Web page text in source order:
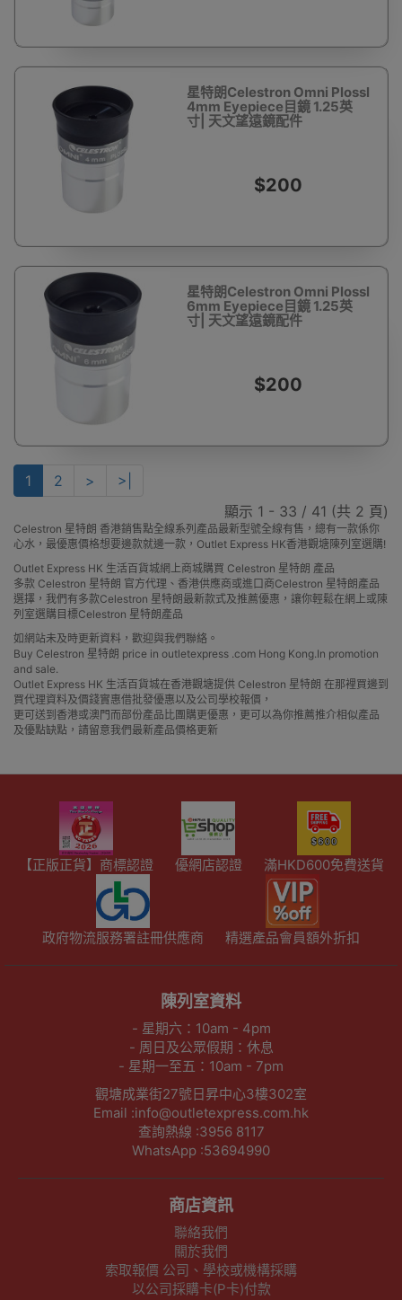
星特朗Celestron Omni Plossl
4mm Eyepiece目鏡 1.25英
寸| 天文望遠鏡配件
$200
星特朗Celestron Omni Plossl
6mm Eyepiece目鏡 1.25英
寸| 天文望遠鏡配件
$200
1 2 >
>|
顯示 1 - 33 / 41 (共 2 頁)
Celestron 星特朗 香港銷售點全線系列產品最新型號全線有售，總有一款係你
心水，最優惠價格想要邊款就邊一款，Outlet Express HK香港觀塘陳列室選購!
Outlet Express HK 生活百貨城網上商城購買 Celestron 星特朗 產品
多款 Celestron 星特朗 官方代理、香港供應商或進口商Celestron 星特朗產品
選擇，我們有多款Celestron 星特朗最新款式及推薦優惠，讓你輕鬆在網上或陳
列室選購目標Celestron 星特朗產品
如網站未及時更新資料，歡迎與我們聯絡。
Buy Celestron 星特朗 price in outletexpress .com Hong Kong.In promotion
and sale.
Outlet Express HK 生活百貨城在香港觀塘提供 Celestron 星特朗 在那裡買邊到
買代理資料及價錢實惠借批發優惠以及公司學校報價，
更可送到香港或澳門而部份產品比團購更優惠，更可以為你推薦推介相似產品
及優點缺點，請留意我們最新產品價格更新
【正版正貨】商標認證 優網店認證 滿HKD600免費送貨
政府物流服務署註冊供應商 精選產品會員額外折扣
陳列室資料
- 星期六：10am - 4pm
- 周日及公眾假期：休息
- 星期一至五：10am - 7pm
觀塘成業街27號日昇中心3樓302室
Email :info@outletexpress.com.hk
查詢熱線 :3956 8117
WhatsApp :53694990
商店資訊
聯絡我們
關於我們
索取報價 公司、學校或機構採購
以公司採購卡(P卡)付款